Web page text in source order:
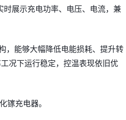
展示充电功率、电压、电流，兼
，能够大幅降低电能损耗、提升转
况下运行稳定，控温表现依旧优
镓充电器。